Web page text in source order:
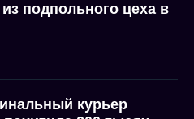
подпольного цеха в
курьер